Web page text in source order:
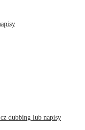
dubbing lub napisy